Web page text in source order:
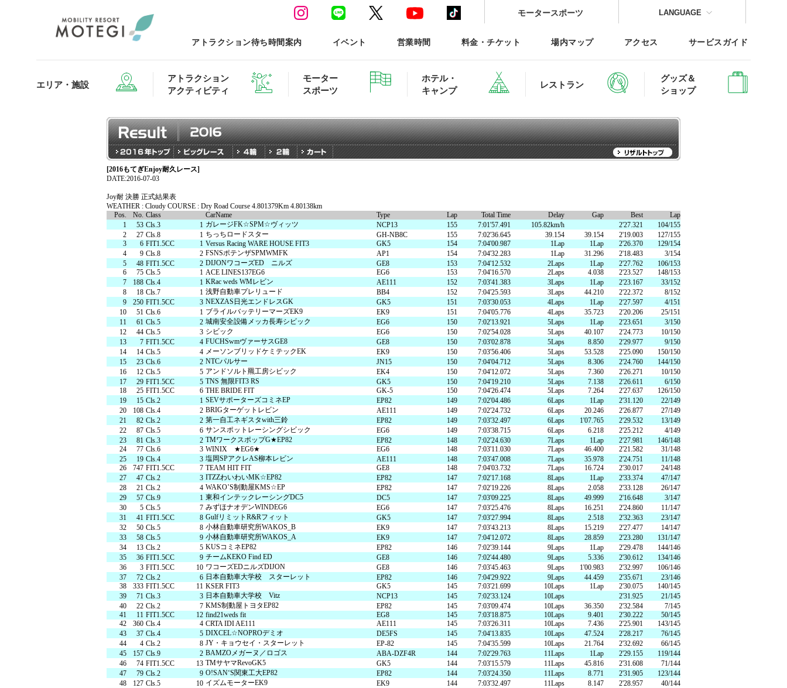
モータースポーツ LANGUAGE
アトラクション待ち時間案内 イベント 営業時間 料金・チケット 場内マップ アクセス サービスガイド
エリア・施設
アトラクション
アクティビティ
モーター
スポーツ
ホテル・
キャンプ
レストラン
グッズ＆
ショップ
エリア・施設TOP
ハローウッズ 森と星空のキャンプヴィレッジ ホテル
モータースポーツ ホンダコレクションホール 交通教育センターもてぎ
アトラクション・アクティビティTOP
森感覚アスレチック DOKIDOKI 巨大ネットの森 SUMIKA
空のアスレチックひろば KONOMI アクティビティ（自然体験・キャンプ）
クルマ＆
バイクのアトラクション
大人も楽しめるレーシングカート 森の空中散歩（ジップライン） もてぎの楽しみ方
トライアル世界選手権 SUPER GT
もてぎ2&4レース 全日本ロードレース スーパー耐久
アジアロードレース選手権 全日本トライアル サーキットを走る（走行体験・レース参戦・スクール）
JOY耐 K-TAI Motoフェスティバル もてぎチャンピオンカップ
もてぎロードレース もてぎショートコース もてぎカートレース ジムカーナ
交通教育センターもてぎ スクール・走行会 2輪 スクール・走行会 4輪 MCoM会員 レースオフィシャル募集
ホテルTOP
プレミアムステイルーム スーペリアファミリー
スタンダードルーム のぞみの湯
森のレストラン MARCHERANT
森と星空のキャンプヴィレッジTOP
グランピング ログキャビン・林間サイト
BBQ 期間限定スペシャルプラン
ハローウッズサイトTOP
ハローウッズキャンプ
アクティビティ（自然体験・キャン
プ）
レストランTOP
カフェテリア オーク 森のジェラテリア ROCCO 森のキッチン どんぐり
グランツーリスモカフェ
グッズ＆ショップTOP
グッズ・ショップ情報
[2016もてぎEnjoy耐久レース]
DATE:2016-07-03
Joy耐 決勝 正式結果表
WEATHER : Cloudy COURSE : Dry Road Course 4.801379Km 4.80138km
Pos.
No. Class CarName Type Lap Total Time Delay Gap Best
Lap
1
53 Cls.3 1 ガレージFK☆SPM☆ヴィッツ NCP13 155 7:01'57.491 105.82km/h 2'27.321
104/155
2
27 Cls.8 1 ちっちロードスター GH-NB8C 155 7:02'36.645 39.154 39.154 2'19.003
127/155
3
6 FIT1.5CC 1 Versus Racing WARE HOUSE FIT3 GK5 154 7:04'00.987 1Lap 1Lap 2'26.370
129/154
4
9 Cls.8 2 FSNSポテンザSPMWMFK AP1 154 7:04'32.283 1Lap 31.296 2'18.483
3/154
5
48 FIT1.5CC 2 DIJONワコーズED ニルズ GE8 153 7:04'12.532 2Laps 1Lap 2'27.762
106/153
6
75 Cls.5 1 ACE LINES137EG6 EG6 153 7:04'16.570 2Laps 4.038 2'23.527
148/153
7
188 Cls.4 1 KRac weds WMレビン AE111 152 7:03'41.383 3Laps 1Lap 2'23.167
33/152
8
18 Cls.7 1 浅野自動車プレリュード BB4 152 7:04'25.593 3Laps 44.210 2'22.372
8/152
9
250 FIT1.5CC 3 NEXZAS日光エンドレスGK GK5 151 7:03'30.053 4Laps 1Lap 2'27.597
4/151
10
51 Cls.6 1 ブライルバッテリーマーズEK9 EK9 151 7:04'05.776 4Laps 35.723 2'20.206
25/151
11
61 Cls.5 2 城南安全設備メッカ長寿シビック EG6 150 7:02'13.921 5Laps 1Lap 2'23.651
3/150
12
44 Cls.5 3 シビック EG6 150 7:02'54.028 5Laps 40.107 2'24.773
10/150
13
7 FIT1.5CC 4 FUCHSwmヴァーサスGE8 GE8 150 7:03'02.878 5Laps 8.850 2'29.977
9/150
14
14 Cls.5 4 メーソンブリッドケミテックEK EK9 150 7:03'56.406 5Laps 53.528 2'25.090
150/150
15
23 Cls.6 2 NTCパルサー JN15 150 7:04'04.712 5Laps 8.306 2'24.760
144/150
16
12 Cls.5 5 アンドソルト羆工房シビック EK4 150 7:04'12.072 5Laps 7.360 2'26.271
10/150
17
29 FIT1.5CC 5 TNS 無限FIT3 RS GK5 150 7:04'19.210 5Laps 7.138 2'26.611
6/150
18
25 FIT1.5CC 6 THE BRIDE FIT GK-5 150 7:04'26.474 5Laps 7.264 2'27.637
126/150
19
15 Cls.2 1 SEVサポーターズコミネEP EP82 149 7:02'04.486 6Laps 1Lap 2'31.120
22/149
20
108 Cls.4 2 BRIGターゲットレビン AE111 149 7:02'24.732 6Laps 20.246 2'26.877
27/149
21
82 Cls.2 2 第一自工ネギスタwith三鈴 EP82 149 7:03'32.497 6Laps 1'07.765 2'29.532
13/149
22
87 Cls.5 6 サンスポットレーシングシビック EG6 149 7:03'38.715 6Laps 6.218 2'25.212
4/149
23
81 Cls.3 2 TMワークスポップG★EP82 EP82 148 7:02'24.630 7Laps 1Lap 2'27.981
146/148
24
77 Cls.6 3 WINIX ★EG6★ EG6 148 7:03'11.030 7Laps 46.400 2'21.582
31/148
25
19 Cls.4 3 塩岡SPアクレAS柳本レビン AE111 148 7:03'47.008 7Laps 35.978 2'24.751
11/148
26
747 FIT1.5CC 7 TEAM HIT FIT GE8 148 7:04'03.732 7Laps 16.724 2'30.017
24/148
27
47 Cls.2 3 ITZZわいわいMK☆EP82 EP82 147 7:02'17.168 8Laps 1Lap 2'33.374
47/147
28
21 Cls.2 4 WAKO’S制動屋KMS☆EP EP82 147 7:02'19.226 8Laps 2.058 2'33.128
26/147
29
57 Cls.9 1 東和インテックレーシングDC5 DC5 147 7:03'09.225 8Laps 49.999 2'16.648
3/147
30
5 Cls.5 7 みずほナオデンWINDEG6 EG6 147 7:03'25.476 8Laps 16.251 2'24.860
11/147
31
41 FIT1.5CC 8 GulfリミットR&Rフィット GK5 147 7:03'27.994 8Laps 2.518 2'32.363
23/147
32
50 Cls.5 8 小林自動車研究所WAKOS_B EK9 147 7:03'43.213 8Laps 15.219 2'27.477
14/147
33
58 Cls.5 9 小林自動車研究所WAKOS_A EK9 147 7:04'12.072 8Laps 28.859 2'23.280
131/147
34
13 Cls.2 5 KUSコミネEP82 EP82 146 7:02'39.144 9Laps 1Lap 2'29.478
144/146
35
36 FIT1.5CC 9 チームKEKO Find ED GE8 146 7:02'44.480 9Laps 5.336 2'30.612
134/146
36
3 FIT1.5CC 10 ワコーズEDニルズDIJON GE8 146 7:03'45.463 9Laps 1'00.983 2'32.997
106/146
37
72 Cls.2 6 日本自動車大学校 スターレット EP82 146 7:04'29.922 9Laps 44.459 2'35.671
23/146
38
333 FIT1.5CC 11 KSER FIT3 GK5 145 7:03'21.699 10Laps 1Lap 2'30.075
140/145
39
71 Cls.3 3 日本自動車大学校 Vitz NCP13 145 7:02'33.124 10Laps 2'31.925
21/145
40
22 Cls.2 7 KMS制動屋トヨタEP82 EP82 145 7:03'09.474 10Laps 36.350 2'32.584
7/145
41
11 FIT1.5CC 12 find21weds fit EG8 145 7:03'18.875 10Laps 9.401 2'30.222
50/145
42
360 Cls.4 4 CRTA IDI AE111 AE111 145 7:03'26.311 10Laps 7.436 2'25.901
143/145
43
37 Cls.4 5 DIXCEL☆NOPROデミオ DE5FS 145 7:04'13.835 10Laps 47.524 2'28.217
76/145
44
4 Cls.2 8 JY・キョウセイ・スターレット EP-82 145 7:04'35.599 10Laps 21.764 2'32.692
66/145
45
157 Cls.9 2 BAMZOメガーヌ／ロゴス ABA-DZF4R 144 7:02'29.763 11Laps 1Lap 2'29.155
119/144
46
74 FIT1.5CC 13 TMサヤマRevoGK5 GK5 144 7:03'15.579 11Laps 45.816 2'31.608
71/144
47
79 Cls.2 9 O!SAN‘S関東工大EP82 EP82 144 7:03'24.350 11Laps 8.771 2'31.905
123/144
48
127 Cls.5 10 イズムモーターEK9 EK9 144 7:03'32.497 11Laps 8.147 2'28.957
40/144